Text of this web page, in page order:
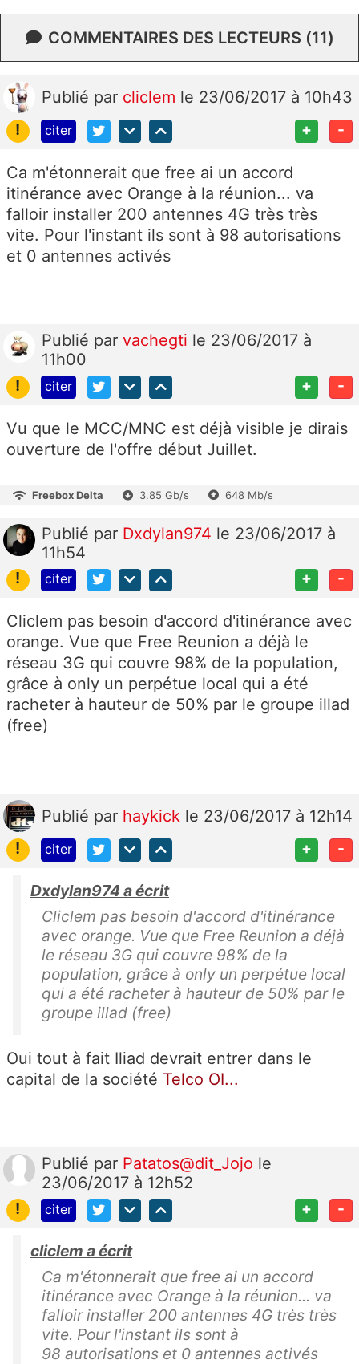
COMMENTAIRES DES LECTEURS (11)
Publié par cliclem le 23/06/2017 à 10h43
!
citer + -
Ca m'étonnerait que free ai un accord
itinérance avec Orange à la réunion... va
falloir installer 200 antennes 4G très très
vite. Pour l'instant ils sont à 98 autorisations
et 0 antennes activés
Publié par vachegti le 23/06/2017 à
11h00
!
citer + -
Vu que le MCC/MNC est déjà visible je dirais
ouverture de l'offre début Juillet.
Freebox Delta 3.85 Gb/s 648 Mb/s
Publié par Dxdylan974 le 23/06/2017 à
11h54
!
citer + -
Cliclem pas besoin d'accord d'itinérance avec
orange. Vue que Free Reunion a déjà le
réseau 3G qui couvre 98% de la population,
grâce à only un perpétue local qui a été
racheter à hauteur de 50% par le groupe illad
(free)
Publié par haykick le 23/06/2017 à 12h14
!
citer + -
Dxdylan974 a écrit
Cliclem pas besoin d'accord d'itinérance
avec orange. Vue que Free Reunion a déjà
le réseau 3G qui couvre 98% de la
population, grâce à only un perpétue local
qui a été racheter à hauteur de 50% par le
groupe illad (free)
Oui tout à fait Iliad devrait entrer dans le
capital de la société Telco OI...
Publié par Patatos@dit_Jojo le
23/06/2017 à 12h52
!
citer + -
cliclem a écrit
Ca m'étonnerait que free ai un accord
itinérance avec Orange à la réunion... va
falloir installer 200 antennes 4G très très
vite. Pour l'instant ils sont à
98 autorisations et 0 antennes activés